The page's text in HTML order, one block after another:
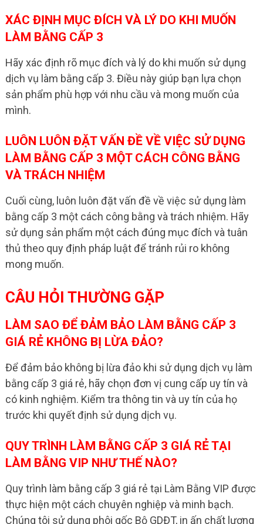
XÁC ĐỊNH MỤC ĐÍCH VÀ LÝ DO KHI MUỐN
LÀM BẰNG CẤP 3
Hãy xác định rõ mục đích và lý do khi muốn sử dụng
dịch vụ làm bằng cấp 3. Điều này giúp bạn lựa chọn
sản phẩm phù hợp với nhu cầu và mong muốn của
mình.
LUÔN LUÔN ĐẶT VẤN ĐỀ VỀ VIỆC SỬ DỤNG
LÀM BẰNG CẤP 3 MỘT CÁCH CÔNG BẰNG
VÀ TRÁCH NHIỆM
Cuối cùng, luôn luôn đặt vấn đề về việc sử dụng làm
bằng cấp 3 một cách công bằng và trách nhiệm. Hãy
sử dụng sản phẩm một cách đúng mục đích và tuân
thủ theo quy định pháp luật để tránh rủi ro không
mong muốn.
CÂU HỎI THƯỜNG GẶP
LÀM SAO ĐỂ ĐẢM BẢO LÀM BẰNG CẤP 3
GIÁ RẺ KHÔNG BỊ LỪA ĐẢO?
Để đảm bảo không bị lừa đảo khi sử dụng dịch vụ làm
bằng cấp 3 giá rẻ, hãy chọn đơn vị cung cấp uy tín và
có kinh nghiệm. Kiểm tra thông tin và uy tín của họ
trước khi quyết định sử dụng dịch vụ.
QUY TRÌNH LÀM BẰNG CẤP 3 GIÁ RẺ TẠI
LÀM BẰNG VIP NHƯ THẾ NÀO?
Quy trình làm bằng cấp 3 giá rẻ tại Làm Bằng VIP được
thực hiện một cách chuyên nghiệp và minh bạch.
Chúng tôi sử dụng phôi gốc Bộ GDĐT, in ấn chất lượng